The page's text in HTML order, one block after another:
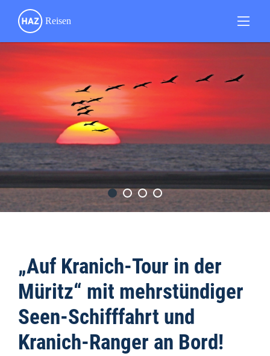
„Auf Kranich-Tour in der
Müritz“ mit mehrstündiger
Seen-Schifffahrt und
Kranich-Ranger an Bord!